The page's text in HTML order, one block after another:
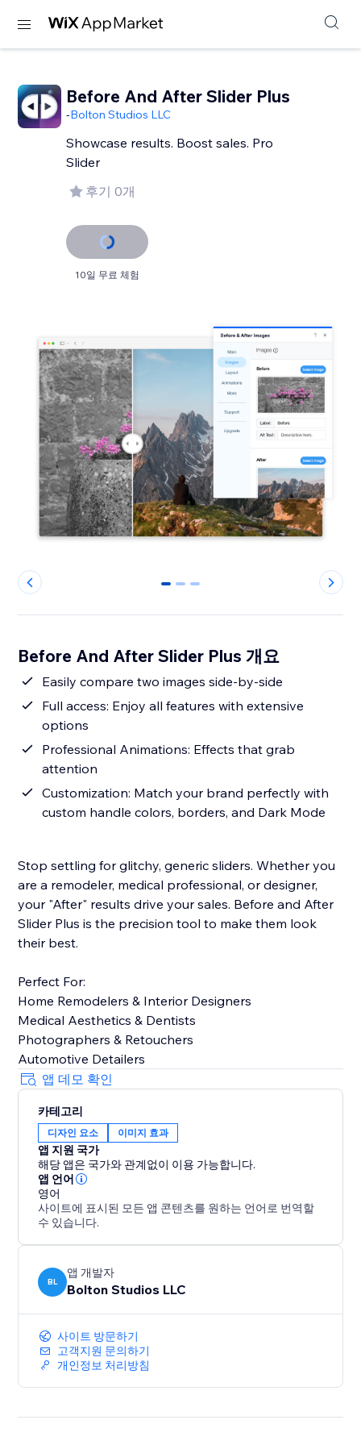
Before And After Slider Plus
-Bolton Studios LLC
Showcase results. Boost sales. Pro
Slider
후기 0개
10일 무료 체험
0 1 2
Before And After Slider Plus 개요
Easily compare two images side-by-side
Full access: Enjoy all features with extensive
options
Professional Animations: Effects that grab
attention
Customization: Match your brand perfectly with
custom handle colors, borders, and Dark Mode
Stop settling for glitchy, generic sliders. Whether you
are a remodeler, medical professional, or designer,
your "After" results drive your sales. Before and After
Slider Plus is the precision tool to make them look
their best.
Perfect For:
Home Remodelers & Interior Designers
Medical Aesthetics & Dentists
Photographers & Retouchers
Automotive Detailers
앱 데모 확인
카테고리
디자인 요소 이미지 효과
앱 지원 국가
해당 앱은 국가와 관계없이 이용 가능합니다.
앱 언어
영어
사이트에 표시된 모든 앱 콘텐츠를 원하는 언어로 번역할
수 있습니다.
BL
앱 개발자
Bolton Studios LLC
사이트 방문하기
고객지원 문의하기
개인정보 처리방침